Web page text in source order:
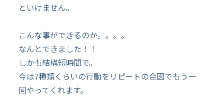
といけません。
こんな事ができるのか。。。。
なんとできました！！
しかも結構短時間で。
今は7種類くらいの行動をリピートの合図でもう一
回やってくれます。